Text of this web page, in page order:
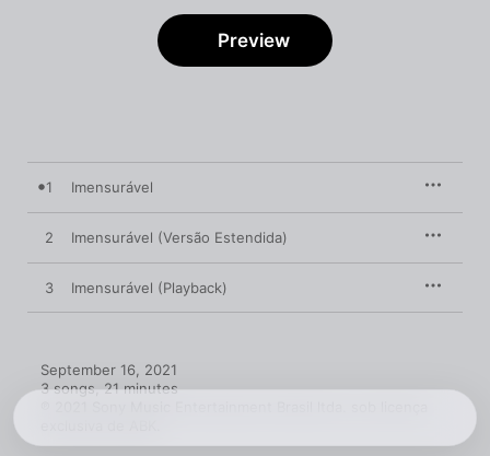
Preview
1 Imensurável
2 Imensurável (Versão Estendida)
3 Imensurável (Playback)
September 16, 2021
3 songs, 21 minutes